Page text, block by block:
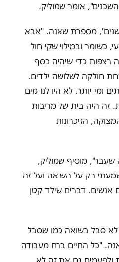
אומר שמוליק.
מספרת שאנה. "אבא
כשומר ובמילוי שקי חול
רצפות כדי שיהיה כסף
חולקה לשלושה ילדים.
ומי יותר. לא היו לנו מים
זה היה בית של מריבות
הזיכרונות
מוסיף שמוליק,
רק על השואה ועל זה
אנשים. דברים שילד קטן
סבל בשואה כמו שסבל
"כל החיים ברח מעבודה